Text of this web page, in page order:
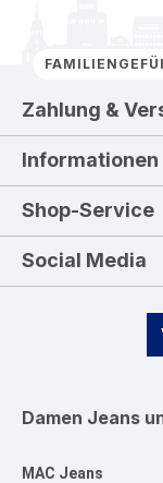
Zahlung &
Informationen
Shop-Service
Social Media
Damen Jeans
MAC Jeans